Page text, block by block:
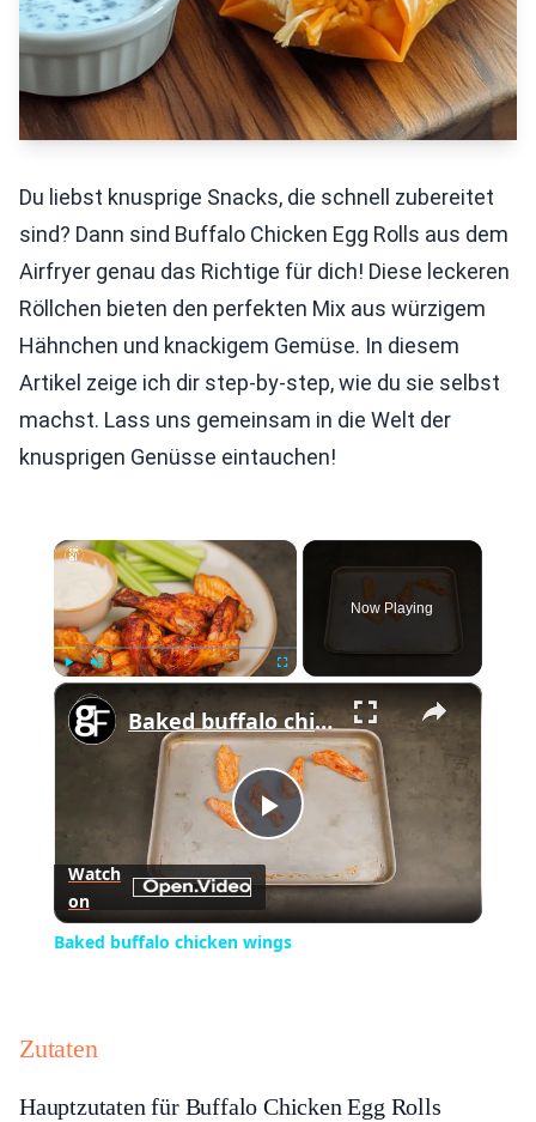
Du liebst knusprige Snacks, die schnell zubereitet
sind? Dann sind Buffalo Chicken Egg Rolls aus dem
Airfryer genau das Richtige für dich! Diese leckeren
Röllchen bieten den perfekten Mix aus würzigem
Hähnchen und knackigem Gemüse. In diesem
Artikel zeige ich dir step-by-step, wie du sie selbst
machst. Lass uns gemeinsam in die Welt der
knusprigen Genüsse eintauchen!
×
Now Playing
×
Play
Video
Baked buffalo chicken wings
Watch
on
Baked buffalo chicken wings
Zutaten
Hauptzutaten für Buffalo Chicken Egg Rolls